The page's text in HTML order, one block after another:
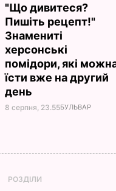
"Що дивитеся?
Пишіть рецепт!"
Знамениті
херсонські
помідори, які
їсти вже на другий
день
8 серпня, 23.55БУЛЬВАР
РОЗДІЛИ